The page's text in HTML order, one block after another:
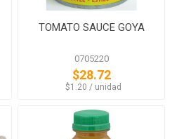
TOMATO SAUCE GOYA
0705220
$28.72
‏‏‎ ‎‏‏‎ ‎$1.20 / unidad